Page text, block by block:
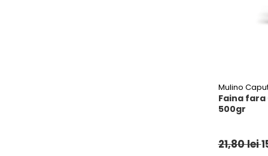
Mulino
Faina fara
500gr
21,80 lei